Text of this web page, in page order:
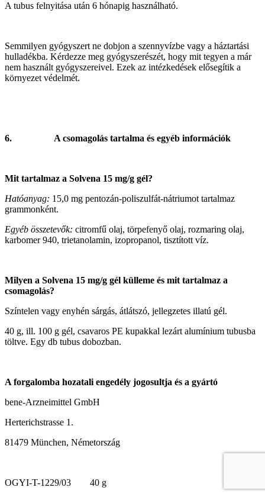
A tubus felnyitása után 6 hónapig használható.
Semmilyen gyógyszert ne dobjon a szennyvízbe vagy a háztartási
hulladékba. Kérdezze meg gyógyszerészét, hogy mit tegyen a már
nem használt gyógyszereivel. Ezek az intézkedések elősegítik a
környezet védelmét.
6. A csomagolás tartalma és egyéb információk
Mit tartalmaz a Solvena 15 mg/g gél?
Hatóanyag: 15,0 mg pentozán-poliszulfát-nátriumot tartalmaz
grammonként.
Egyéb összetevők: citromfű olaj, törpefenyő olaj, rozmaring olaj,
karbomer 940, trietanolamin, izopropanol, tisztított víz.
Milyen a Solvena 15 mg/g gél külleme és mit tartalmaz a
csomagolás?
Színtelen vagy enyhén sárgás, átlátszó, jellegzetes illatú gél.
40 g, ill. 100 g gél, csavaros PE kupakkal lezárt alumínium tubusba
töltve. Egy db tubus dobozban.
A forgalomba hozatali engedély jogosultja és a gyártó
bene-Arzneimittel GmbH
Herterichstrasse 1.
81479 München, Németország
OGYI-T-1229/03 40 g